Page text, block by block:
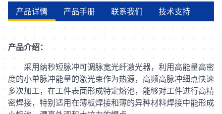
产品详情 产品手册 联系我们 技术支持
产品介绍：
采用纳秒短脉冲可调脉宽光纤激光器，利用高能量高密
度的小单脉冲能量的激光束作为热源，高频高脉冲细点快速
多次加工，在工件表面形成特定熔池，能够对工件进行高精
密焊接，特别适用在薄板焊接和薄的异种材料焊接中能形成